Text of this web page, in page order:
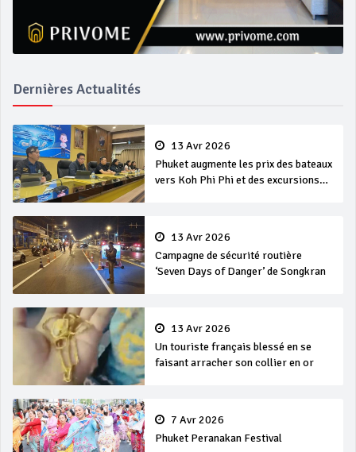
Dernières Actualités
13 Avr 2026
Phuket augmente les prix des bateaux
vers Koh Phi Phi et des excursions
13 Avr 2026
Campagne de sécurité routière
‘Seven Days of Danger’ de Songkran
13 Avr 2026
Un touriste français blessé en se
faisant arracher son collier en or
7 Avr 2026
Phuket Peranakan Festival